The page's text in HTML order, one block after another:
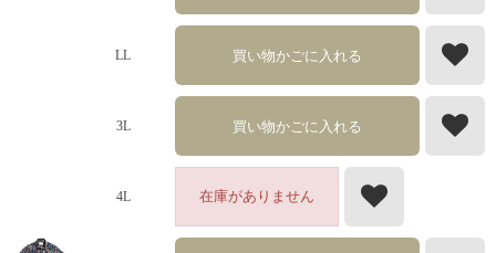
LL 買い物かごに入れる
3L 買い物かごに入れる
4L 在庫がありません